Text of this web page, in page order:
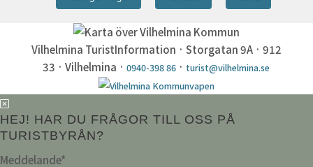
Vilhelmina TuristInformation · Storgatan 9A · 912
33 · Vilhelmina ·0940-398 86 · turist@vilhelmina.se
HEJ! HAR DU FRÅGOR TILL OSS PÅ
TURISTBYRÅN?
Meddelande*